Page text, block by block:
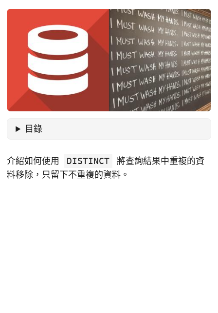
目錄
介紹如何使用 DISTINCT
將查詢結果中重複的資
料移除，只留下不重複的資料。